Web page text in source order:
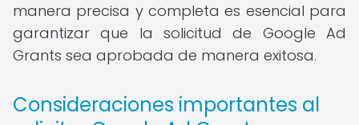
manera precisa y completa es esencial para
garantizar que la solicitud de Google Ad
Grants sea aprobada de manera exitosa.
Consideraciones importantes al